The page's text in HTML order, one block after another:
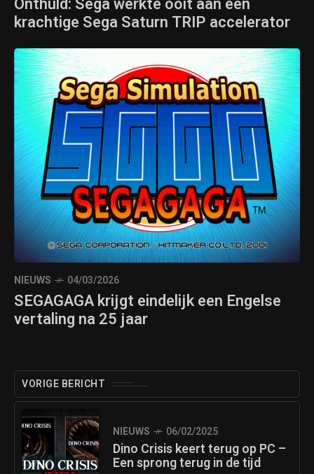
krachtige Sega Saturn TRIP accelerator
NIEUWS 04/03/2026
SEGAGAGA krijgt eindelijk een Engelse
vertaling na 25 jaar
VORIGE BERICHT
NIEUWS 06/02/2025
Dino Crisis keert terug op PC –
Een sprong terug in de tijd